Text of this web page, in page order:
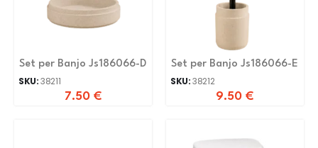
Set per Banjo Js186066-D
SKU:38211
7.50 €
Set per Banjo Js186066-E
SKU:38212
9.50 €